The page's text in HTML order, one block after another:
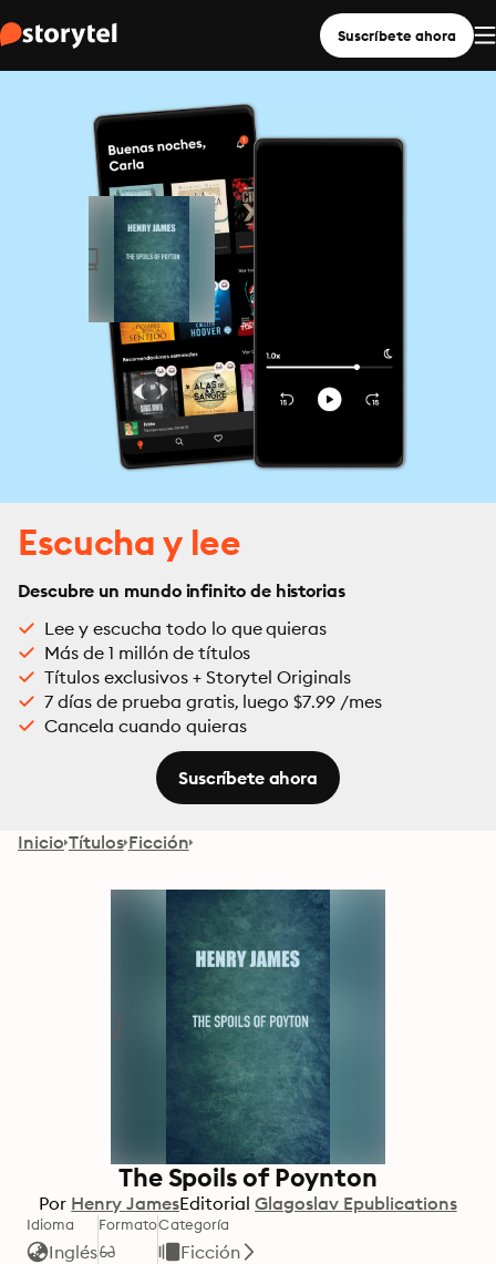
Suscríbete ahora
Escucha y lee
Descubre un mundo infinito de historias
Lee y escucha todo lo que quieras
Más de 1 millón de títulos
Títulos exclusivos + Storytel Originals
7 días de prueba gratis, luego $7.99 /mes
Cancela cuando quieras
Suscríbete ahora
Inicio Títulos Ficción
The Spoils of Poynton
Por Henry JamesEditorial Glagoslav Epublications
Idioma
Inglés
FormatoCategoría
Ficción